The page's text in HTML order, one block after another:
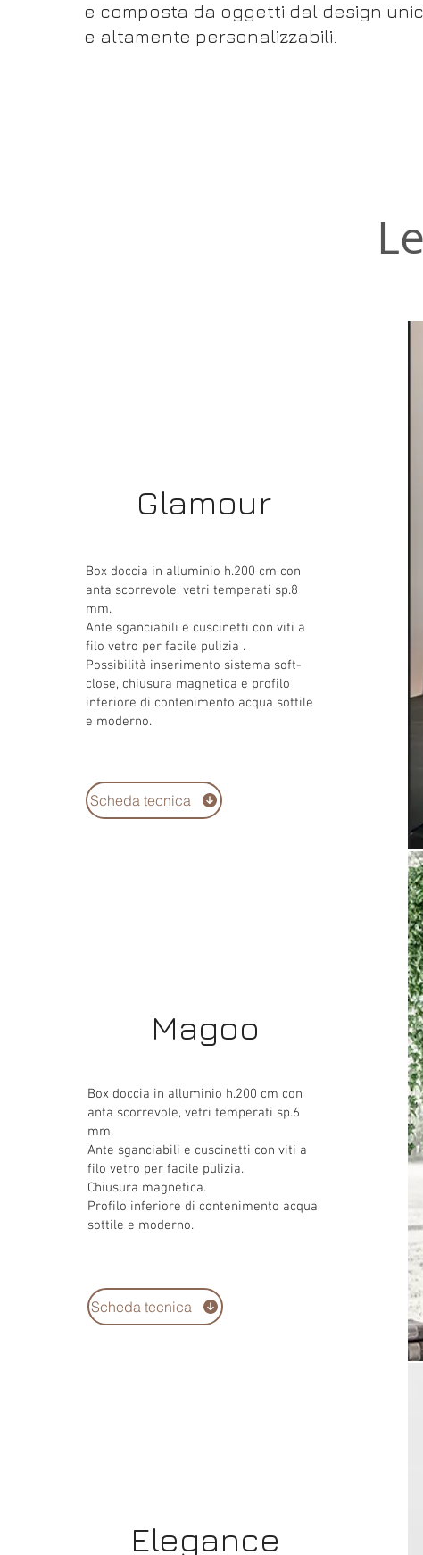
e composta da oggetti dal design
e altamente personalizzabili.
Glamour
Box doccia in alluminio h.200 cm con
anta scorrevole, vetri temperati sp.8
mm.
Ante sganciabili e cuscinetti con viti a
filo vetro per facile pulizia .
Possibilità inserimento sistema soft-
close, chiusura magnetica e profilo
inferiore di contenimento acqua sottile
e moderno.
Scheda tecnica
Magoo
Box doccia in alluminio h.200 cm con
anta scorrevole, vetri temperati sp.6
mm.
Ante sganciabili e cuscinetti con viti a
filo vetro per facile pulizia.
Chiusura magnetica.
Profilo inferiore di contenimento acqua
sottile e moderno.
Scheda tecnica
Elegance